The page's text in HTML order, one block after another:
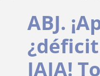
ABJ.
JAJA!